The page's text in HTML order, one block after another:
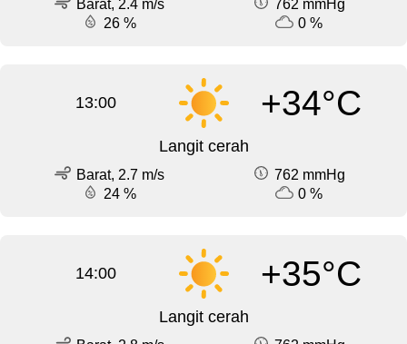
Barat, 2.4 m/s
762 mmHg
26 %
0 %
13:00 +34°C
Langit cerah
Barat, 2.7 m/s
762 mmHg
24 %
0 %
14:00 +35°C
Langit cerah